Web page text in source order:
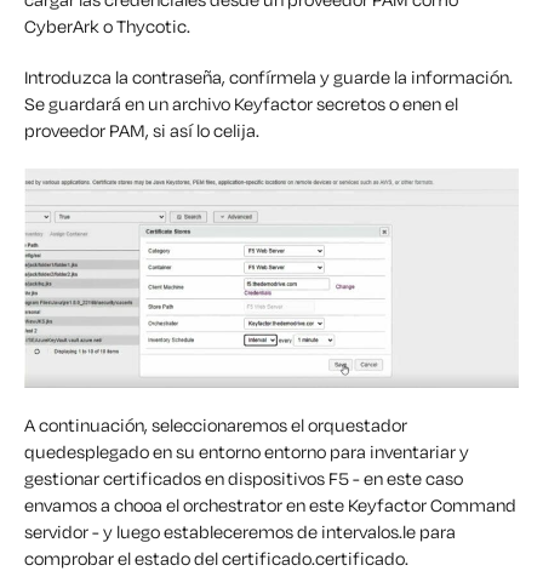
CyberArk oThycotic.
Introduzca la contraseña, confírmela y guarde la información.
Se guardará en un archivo Keyfactor secretos o enen el
proveedor PAM, si así lo celija.
A continuación, seleccionaremosel orquestador
quedesplegado ensu entornoentorno para inventariar y
gestionar certificados en dispositivos F5-en este caso
envamos a chooa el orchestratoren este KeyfactorCommand
servidor-y luegoestableceremosde intervalos.le para
comprobar el estado del certificado.certificado.